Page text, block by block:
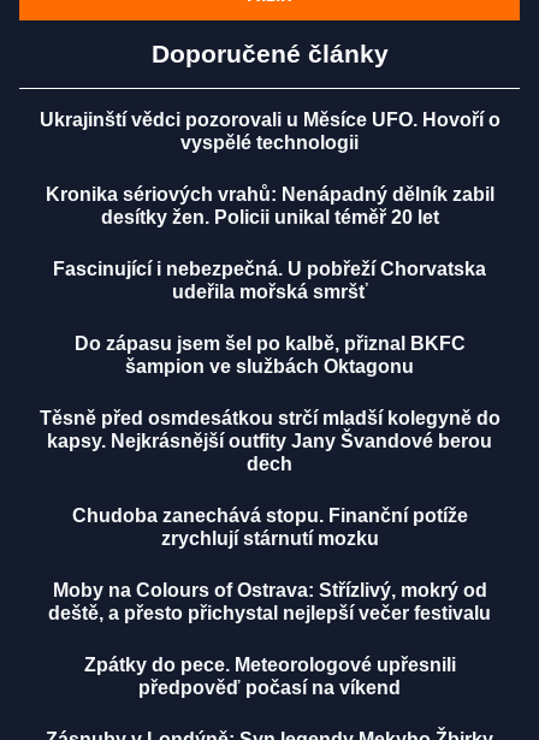
Doporučené články
Ukrajinští vědci pozorovali u Měsíce UFO. Hovoří o
vyspělé technologii
Kronika sériových vrahů: Nenápadný dělník zabil
desítky žen. Policii unikal téměř 20 let
Fascinující i nebezpečná. U pobřeží Chorvatska
udeřila mořská smršť
Do zápasu jsem šel po kalbě, přiznal BKFC
šampion ve službách Oktagonu
Těsně před osmdesátkou strčí mladší kolegyně do
kapsy. Nejkrásnější outfity Jany Švandové berou
dech
Chudoba zanechává stopu. Finanční potíže
zrychlují stárnutí mozku
Moby na Colours of Ostrava: Střízlivý, mokrý od
deště, a přesto přichystal nejlepší večer festivalu
Zpátky do pece. Meteorologové upřesnili
předpověď počasí na víkend